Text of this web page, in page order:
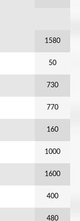
1580
50
730
770
160
1000
1600
400
480